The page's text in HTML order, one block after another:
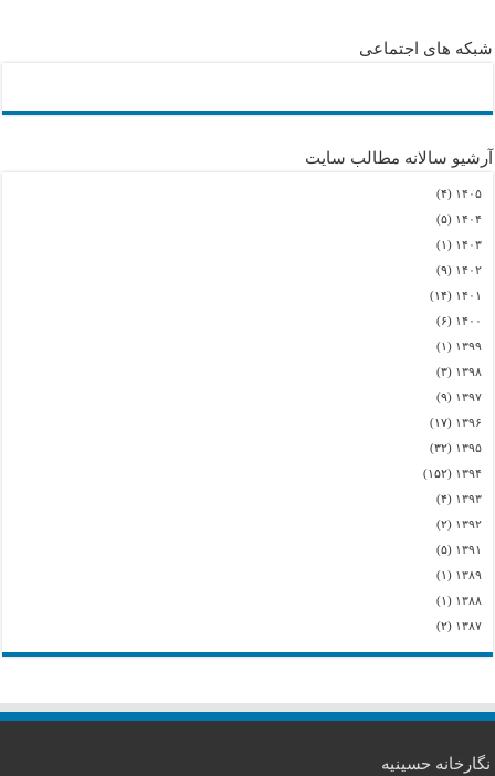
شبکه های اجتماعی
آرشیو سالانه مطالب سایت
۱۴۰۵ (۴)
۱۴۰۴ (۵)
۱۴۰۳ (۱)
۱۴۰۲ (۹)
۱۴۰۱ (۱۴)
۱۴۰۰ (۶)
۱۳۹۹ (۱)
۱۳۹۸ (۳)
۱۳۹۷ (۹)
۱۳۹۶ (۱۷)
۱۳۹۵ (۳۲)
۱۳۹۴ (۱۵۲)
۱۳۹۳ (۴)
۱۳۹۲ (۲)
۱۳۹۱ (۵)
۱۳۸۹ (۱)
۱۳۸۸ (۱)
۱۳۸۷ (۲)
نگارخانه حسینیه